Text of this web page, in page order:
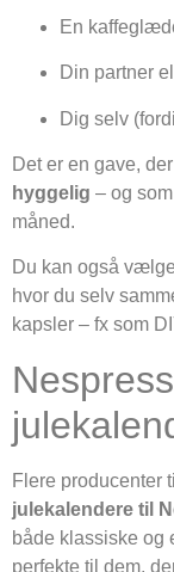
En
Din partner
Dig selv
Det er en gave,
hyggelig – og
måned.
Du kan også
hvor du selv
kapsler – fx som
Flere producenter
julekalendere til
både klassiske og
perfekte til dem,